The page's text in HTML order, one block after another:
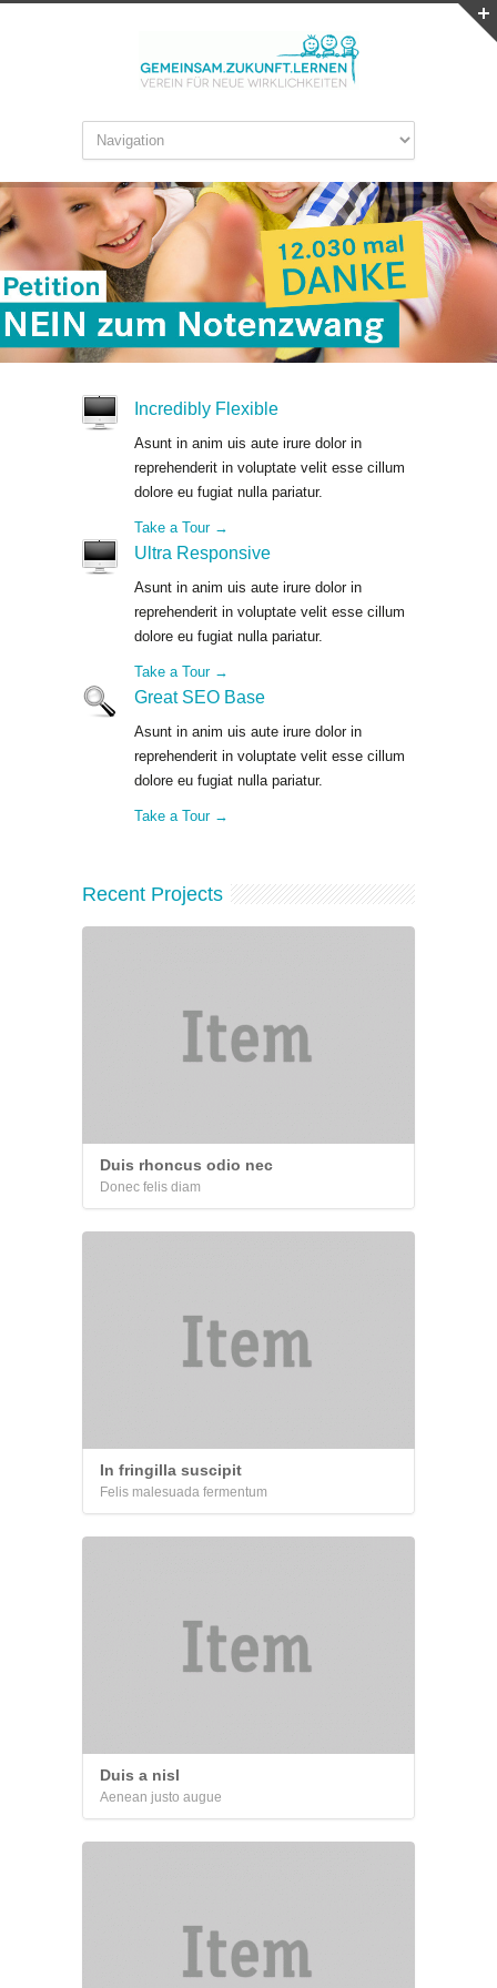
Incredibly Flexible
Asunt in anim uis aute irure dolor in
reprehenderit in voluptate velit esse cillum
dolore eu fugiat nulla pariatur.
Take a Tour →
Ultra Responsive
Asunt in anim uis aute irure dolor in
reprehenderit in voluptate velit esse cillum
dolore eu fugiat nulla pariatur.
Take a Tour →
Great SEO Base
Asunt in anim uis aute irure dolor in
reprehenderit in voluptate velit esse cillum
dolore eu fugiat nulla pariatur.
Take a Tour →
Recent Projects
Duis rhoncus odio nec
Donec felis diam
In fringilla suscipit
Felis malesuada fermentum
Duis a nisl
Aenean justo augue